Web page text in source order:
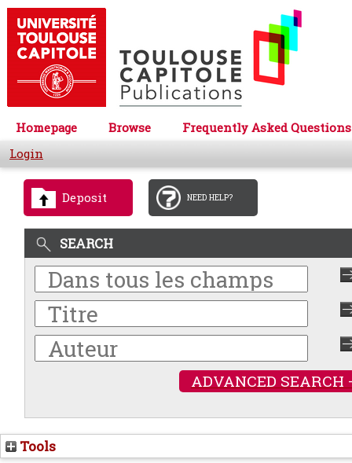
Homepage Browse
Frequently Asked Questions
Login
Deposit NEED HELP?
SEARCH
ADVANCED SEARCH
Tools